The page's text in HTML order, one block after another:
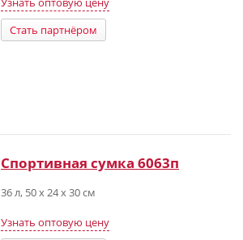
Стать партнёром
Спортивная сумка 6063п
36 л, 50 х 24 х 30 см
Узнать оптовую цену